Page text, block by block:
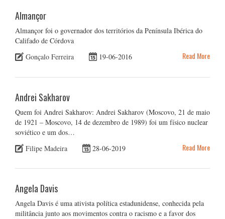
Almançor
Almançor foi o governador dos territórios da Península Ibérica do
Califado de Córdova
Gonçalo Ferreira
19-06-2016 Read More
Andrei Sakharov
Quem foi Andrei Sakharov: Andrei Sakharov (Moscovo, 21 de maio
de 1921 – Moscovo, 14 de dezembro de 1989) foi um físico nuclear
soviético e um dos…
Filipe Madeira
28-06-2019 Read More
Angela Davis
Angela Davis é uma ativista política estadunidense, conhecida pela
militância junto aos movimentos contra o racismo e a favor dos